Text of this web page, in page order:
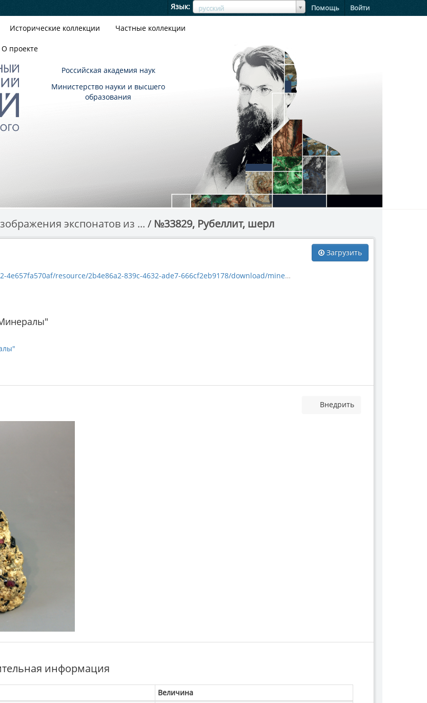
Язык русский
ЯзыкЯзык Помощь Войти
Исторические коллекции Частные коллекции
О проекте
Российская академия наук
Министерство науки и высшего
образования
экспонатов из ... №33829, Рубеллит, шерл
Загрузить
resource/2b4e86a2-839c-4632-ade7-666cf2eb9178/download/mineral_33829.jpg
Внедрить
информация
Величина